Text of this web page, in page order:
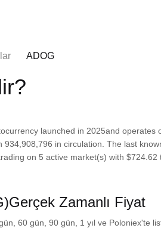
ADOG
launched in 2025and
934,908,796 in circulation. The last
on 5 active market(s) with
Zamanlı Fiyat
60 gün, 90 gün, 1 yıl ve Poloniex'te